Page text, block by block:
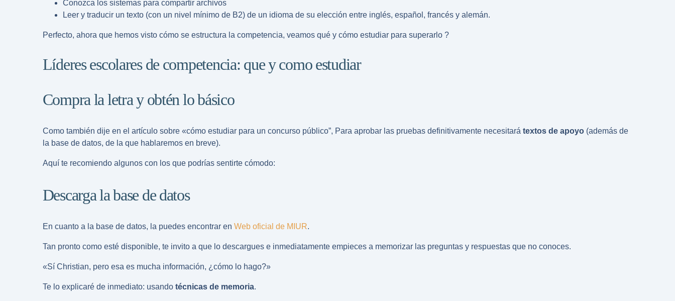
Conozca los sistemas para compartir archivos
Leer y traducir un texto (con un nivel mínimo de B2) de un idioma de su elección entre inglés, español, francés y alemán.
Perfecto, ahora que hemos visto cómo se estructura la competencia, veamos qué y cómo estudiar para superarlo ?
Líderes escolares de competencia: que y como estudiar
Compra la letra y obtén lo básico
Como también dije en el artículo sobre «cómo estudiar para un concurso público”, Para aprobar las pruebas definitivamente necesitará textos de apoyo(además de
la base de datos, de la que hablaremos en breve).
Aquí te recomiendo algunos con los que podrías sentirte cómodo:
Descarga la base de datos
En cuanto a la base de datos, la puedes encontrar en Web oficial de MIUR.
Tan pronto como esté disponible, te invito a que lo descargues e inmediatamente empieces a memorizar las preguntas y respuestas que no conoces.
«Sí Christian, pero esa es mucha información, ¿cómo lo hago?»
Te lo explicaré de inmediato: usando técnicas de memoria.